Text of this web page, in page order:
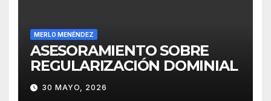
MERLO MENÉNDEZ
ASESORAMIENTO SOBRE
REGULARIZACIÓN DOMINIAL
30 MAYO, 2026